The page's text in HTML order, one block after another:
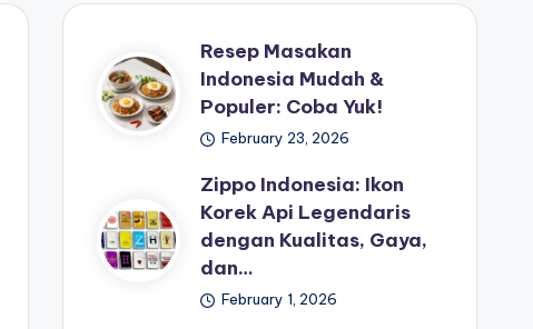
Resep Masakan
Indonesia Mudah &
Populer: Coba Yuk!
February 23, 2026
Zippo Indonesia: Ikon
Korek Api Legendaris
dengan Kualitas, Gaya,
dan…
February 1, 2026